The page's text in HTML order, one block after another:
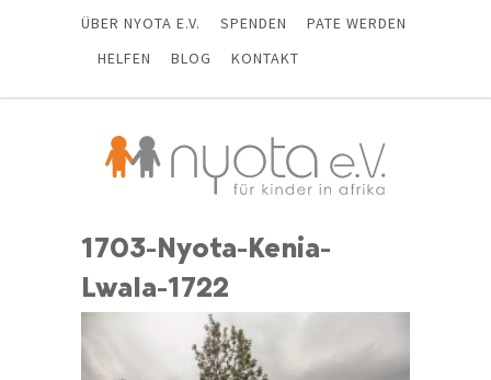
ÜBER NYOTA E.V. SPENDEN
PATE WERDEN
HELFEN
BLOG KONTAKT
1703-Nyota-Kenia-
Lwala-1722